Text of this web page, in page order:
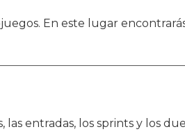
En este lugar
entradas, los sprints y los